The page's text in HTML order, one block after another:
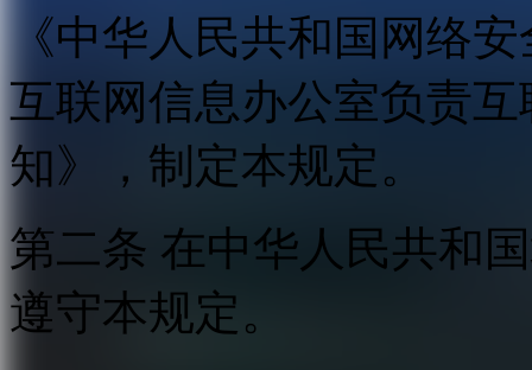
《中华人民共和国网络
互联网信息办公室负责
知》，制定本规定。
第二条 在中华人民共和
遵守本规定。